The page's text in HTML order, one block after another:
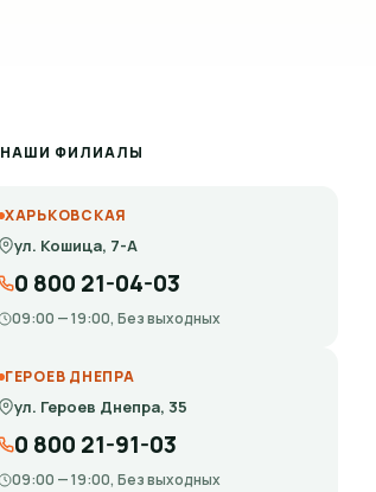
НАШИ ФИЛИАЛЫ
ХАРЬКОВСКАЯ
ул. Кошица, 7-А
0 800 21-04-03
09:00 — 19:00, Без выходных
ГЕРОЕВ ДНЕПРА
ул. Героев Днепра, 35
0 800 21-91-03
09:00 — 19:00, Без выходных